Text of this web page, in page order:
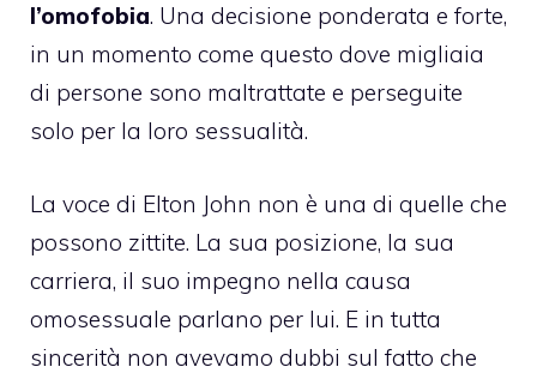
l’omofobia. Una decisione ponderata e forte,
in un momento come questo dove migliaia
di persone sono maltrattate e perseguite
solo per la loro sessualità.
La voce di Elton John non è una di quelle che
possono zittite. La sua posizione, la sua
carriera, il suo impegno nella causa
omosessuale parlano per lui. E in tutta
sincerità non avevamo dubbi sul fatto che